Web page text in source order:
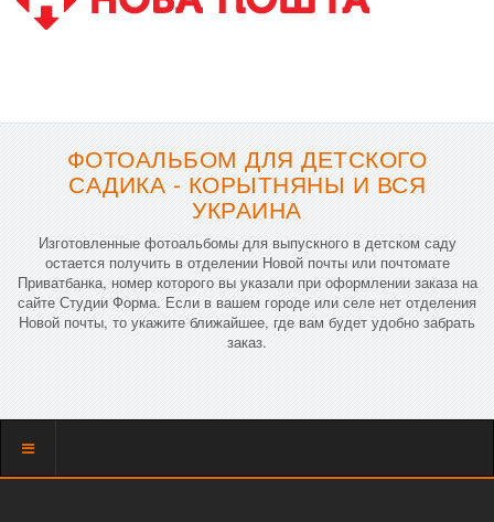
ФОТОАЛЬБОМ ДЛЯ ДЕТСКОГО
САДИКА - КОРЫТНЯНЫ И ВСЯ
УКРАИНА
Изготовленные фотоальбомы для выпускного в детском саду
остается получить в отделении Новой почты или почтомате
Приватбанка, номер которого вы указали при оформлении заказа на
сайте Студии Форма. Если в вашем городе или селе нет отделения
Новой почты, то укажите ближайшее, где вам будет удобно забрать
заказ.
Показать